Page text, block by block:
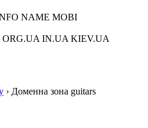
NAME MOBI
IN.UA KIEV.UA
› Доменна зона guitars